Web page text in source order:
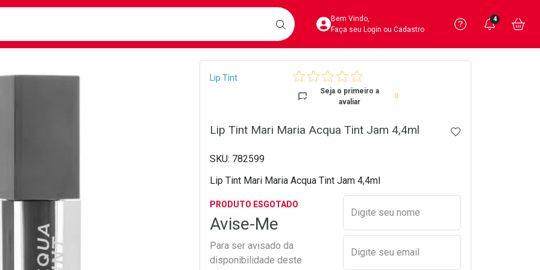
BUSCARAcesse sua Conta
Bem Vindo,
Faça seu Login ou Cadastro
Precisa
Ver Recursos
Você
4
Breadcrumb
Lip Tint
Seja o primeiro a
avaliar
0
Lip Tint Mari Maria Acqua Tint Jam 4,4ml ADICIONAR AOS
782599
Lip Tint Mari Maria Acqua Tint Jam 4,4ml
PRODUTO ESGOTADO
Avise-Me
Para ser avisado da
disponibilidade deste
Preencher nome e email
Digite seu nome
Digite seu email